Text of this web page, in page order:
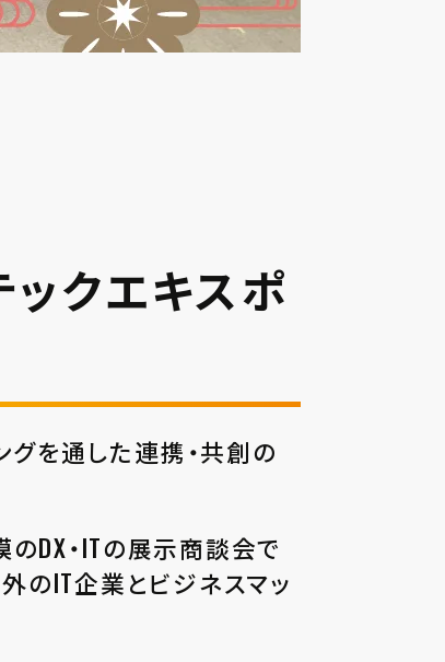
ックエキスポ
グを通した連携・共創の
のDX・ITの展示商談会で
のIT企業とビジネスマッ